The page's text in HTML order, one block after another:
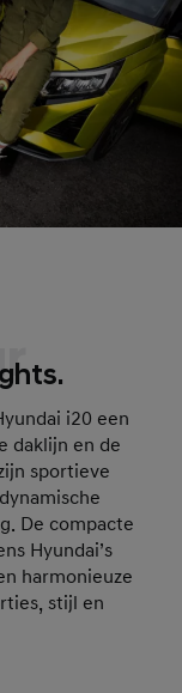
i20 een
daklijn en de
sportieve
De compacte
Hyundai’s
harmonieuze
stijl en